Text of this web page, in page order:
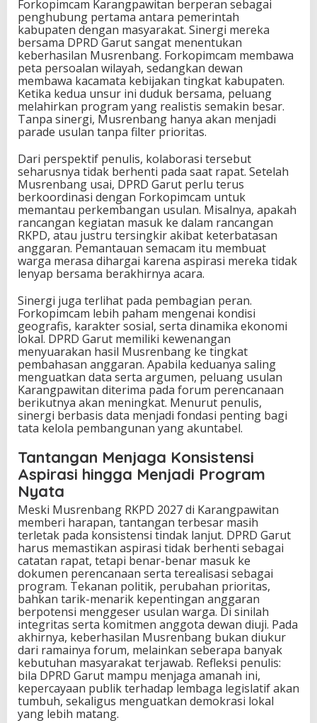
Forkopimcam Karangpawitan berperan sebagai
penghubung pertama antara pemerintah
kabupaten dengan masyarakat. Sinergi mereka
bersama DPRD Garut sangat menentukan
keberhasilan Musrenbang. Forkopimcam membawa
peta persoalan wilayah, sedangkan dewan
membawa kacamata kebijakan tingkat kabupaten.
Ketika kedua unsur ini duduk bersama, peluang
melahirkan program yang realistis semakin besar.
Tanpa sinergi, Musrenbang hanya akan menjadi
parade usulan tanpa filter prioritas.
Dari perspektif penulis, kolaborasi tersebut
seharusnya tidak berhenti pada saat rapat. Setelah
Musrenbang usai, DPRD Garut perlu terus
berkoordinasi dengan Forkopimcam untuk
memantau perkembangan usulan. Misalnya, apakah
rancangan kegiatan masuk ke dalam rancangan
RKPD, atau justru tersingkir akibat keterbatasan
anggaran. Pemantauan semacam itu membuat
warga merasa dihargai karena aspirasi mereka tidak
lenyap bersama berakhirnya acara.
Sinergi juga terlihat pada pembagian peran.
Forkopimcam lebih paham mengenai kondisi
geografis, karakter sosial, serta dinamika ekonomi
lokal. DPRD Garut memiliki kewenangan
menyuarakan hasil Musrenbang ke tingkat
pembahasan anggaran. Apabila keduanya saling
menguatkan data serta argumen, peluang usulan
Karangpawitan diterima pada forum perencanaan
berikutnya akan meningkat. Menurut penulis,
sinergi berbasis data menjadi fondasi penting bagi
tata kelola pembangunan yang akuntabel.
Tantangan Menjaga Konsistensi
Aspirasi hingga Menjadi Program
Nyata
Meski Musrenbang RKPD 2027 di Karangpawitan
memberi harapan, tantangan terbesar masih
terletak pada konsistensi tindak lanjut. DPRD Garut
harus memastikan aspirasi tidak berhenti sebagai
catatan rapat, tetapi benar-benar masuk ke
dokumen perencanaan serta terealisasi sebagai
program. Tekanan politik, perubahan prioritas,
bahkan tarik-menarik kepentingan anggaran
berpotensi menggeser usulan warga. Di sinilah
integritas serta komitmen anggota dewan diuji. Pada
akhirnya, keberhasilan Musrenbang bukan diukur
dari ramainya forum, melainkan seberapa banyak
kebutuhan masyarakat terjawab. Refleksi penulis:
bila DPRD Garut mampu menjaga amanah ini,
kepercayaan publik terhadap lembaga legislatif akan
tumbuh, sekaligus menguatkan demokrasi lokal
yang lebih matang.